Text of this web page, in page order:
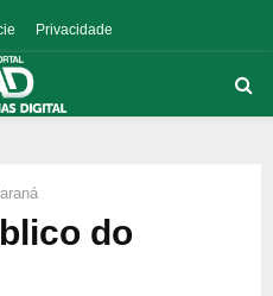
Privacidade
do